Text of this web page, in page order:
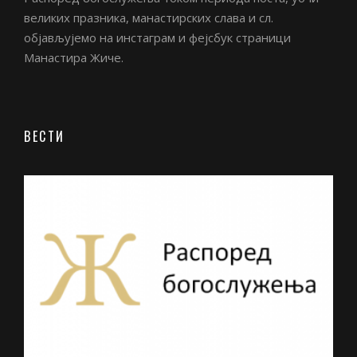
великих празника, манастирских слава и сл.
објављујемо на инстаграм и фејсбук страници
Манастира Жиче.
ВЕСТИ